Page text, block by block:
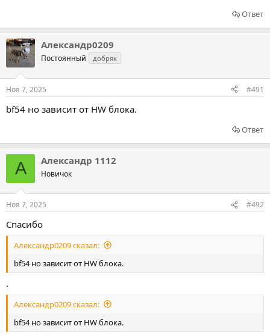
Ответ
Александр0209
Постоянный добряк
Ноя 7, 2025 #491
bf54 но зависит от HW блока.
Ответ
А Александр 1112
Новичок
Ноя 7, 2025 #492
Спасибо
Александр0209 сказал:
bf54 но зависит от HW блока.
.
Александр0209 сказал:
bf54 но зависит от HW блока.